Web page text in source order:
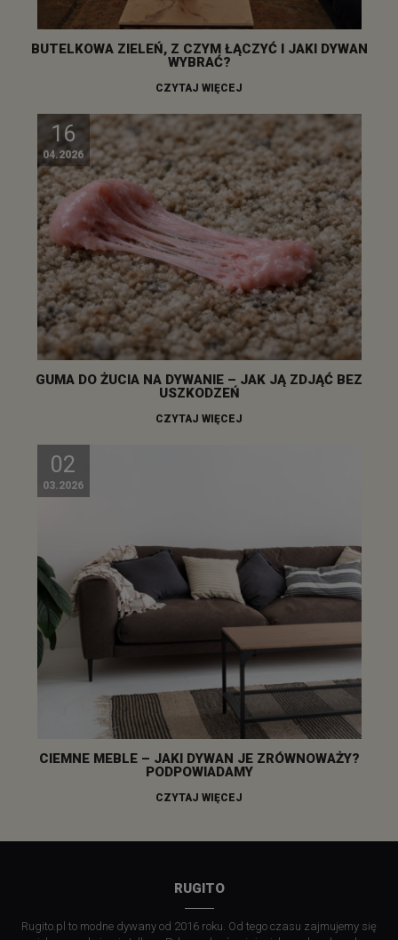
BUTELKOWA ZIELEŃ, Z CZYM ŁĄCZYĆ I JAKI DYWAN
WYBRAĆ?
CZYTAJ WIĘCEJ
16
04.2026
GUMA DO ŻUCIA NA DYWANIE – JAK JĄ ZDJĄĆ BEZ
USZKODZEŃ
CZYTAJ WIĘCEJ
02
03.2026
CIEMNE MEBLE – JAKI DYWAN JE ZRÓWNOWAŻY?
PODPOWIADAMY
CZYTAJ WIĘCEJ
RUGITO
Rugito.pl to modne dywany od 2016 roku. Od tego czasu zajmujemy się